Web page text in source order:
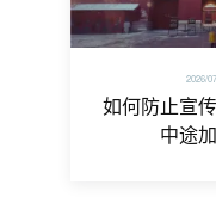
2026/
如何防止宣
中途